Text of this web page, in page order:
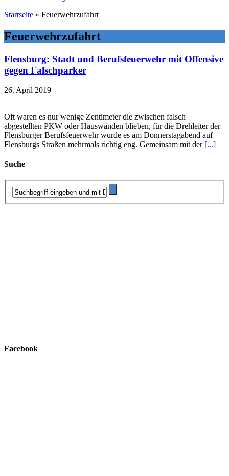
Startseite » Feuerwehrzufahrt
Feuerwehrzufahrt
Flensburg: Stadt und Berufsfeuerwehr mit Offensive
gegen Falschparker
26. April 2019
Oft waren es nur wenige Zentimeter die zwischen falsch
abgestellten PKW oder Hauswänden blieben, für die Drehleiter der
Flensburger Berufsfeuerwehr wurde es am Donnerstagabend auf
Flensburgs Straßen mehrmals richtig eng. Gemeinsam mit der [...]
Suche
Facebook